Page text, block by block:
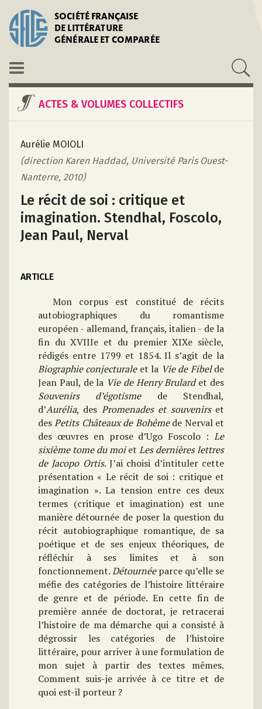
SOCIÉTÉ FRANÇAISE
DE LITTÉRATURE
GÉNÉRALE ET COMPARÉE
ACTES & VOLUMES COLLECTIFS
Aurélie MOIOLI
(direction Karen Haddad, Université Paris Ouest-
Nanterre, 2010)
Le récit de soi : critique et
imagination. Stendhal, Foscolo,
Jean Paul, Nerval
ARTICLE
Mon corpus est constitué de récits
autobiographiques du romantisme
européen - allemand, français, italien - de la
fin du XVIIIe et du premier XIXe siècle,
rédigés entre 1799 et 1854. Il s’agit de la
Biographie conjecturaleet la Vie de Fibelde
Jean Paul, de la Vie de Henry Brulardet des
Souvenirs d’égotismede Stendhal,
d’Aurélia, des Promenades et souvenirset
desPetits Châteaux de Bohêmede Nerval et
des œuvres en prose d’Ugo Foscolo : Le
sixième tome du moiet Les dernières lettres
de Jacopo Ortis. J’ai choisi d’intituler cette
présentation « Le récit de soi : critique et
imagination ». La tension entre ces deux
termes (critique et imagination) est une
manière détournée de poser la question du
récit autobiographique romantique, de sa
poétique et de ses enjeux théoriques, de
réfléchir à ses limites et à son
fonctionnement.Détournéeparce qu’elle se
méfie des catégories de l’histoire littéraire
de genre et de période. En cette fin de
première année de doctorat, je retracerai
l’histoire de ma démarche qui a consisté à
dégrossir les catégories de l’histoire
littéraire, pour arriver à une formulation de
mon sujet à partir des textes mêmes.
Comment suis-je arrivée à ce titre et de
quoi est-il porteur ?